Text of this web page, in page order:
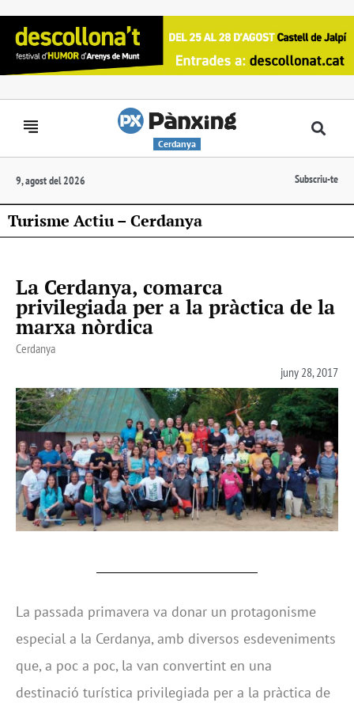
Cerdanya
9, agost del 2026 Subscriu-te
Turisme Actiu – Cerdanya
La Cerdanya, comarca
privilegiada per a la pràctica de la
marxa nòrdica
Cerdanya
juny 28, 2017
La passada primavera va donar un protagonisme
especial a la Cerdanya, amb diversos esdeveniments
que, a poc a poc, la van convertint en una
destinació turística privilegiada per a la pràctica de